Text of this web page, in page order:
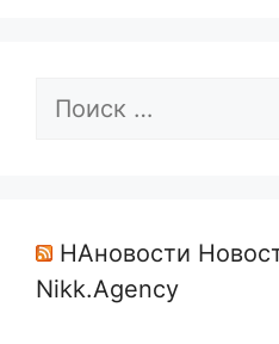
Поиск:
НАновости
Nikk.Agency